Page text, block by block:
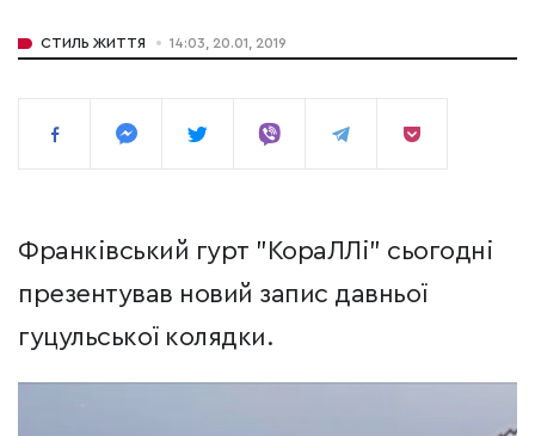
СТИЛЬ ЖИТТЯ 14:03, 20.01, 2019
Франківський гурт "КораЛЛі" сьогодні
презентував новий запис давньої
гуцульської колядки.